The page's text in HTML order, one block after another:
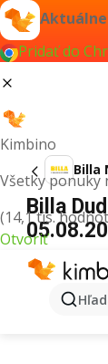
Pridať do
Kimbino
Všetky ponuky
(14,1 tis.
Otvoriť
Billa
Billa